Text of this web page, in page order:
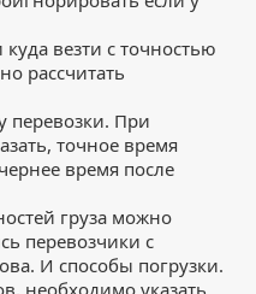
везти с точностью
рассчитать
перевозки. При
точное время
время после
груза можно
перевозчики с
И способы погрузки.
необходимо указать